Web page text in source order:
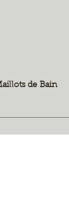
de Bain